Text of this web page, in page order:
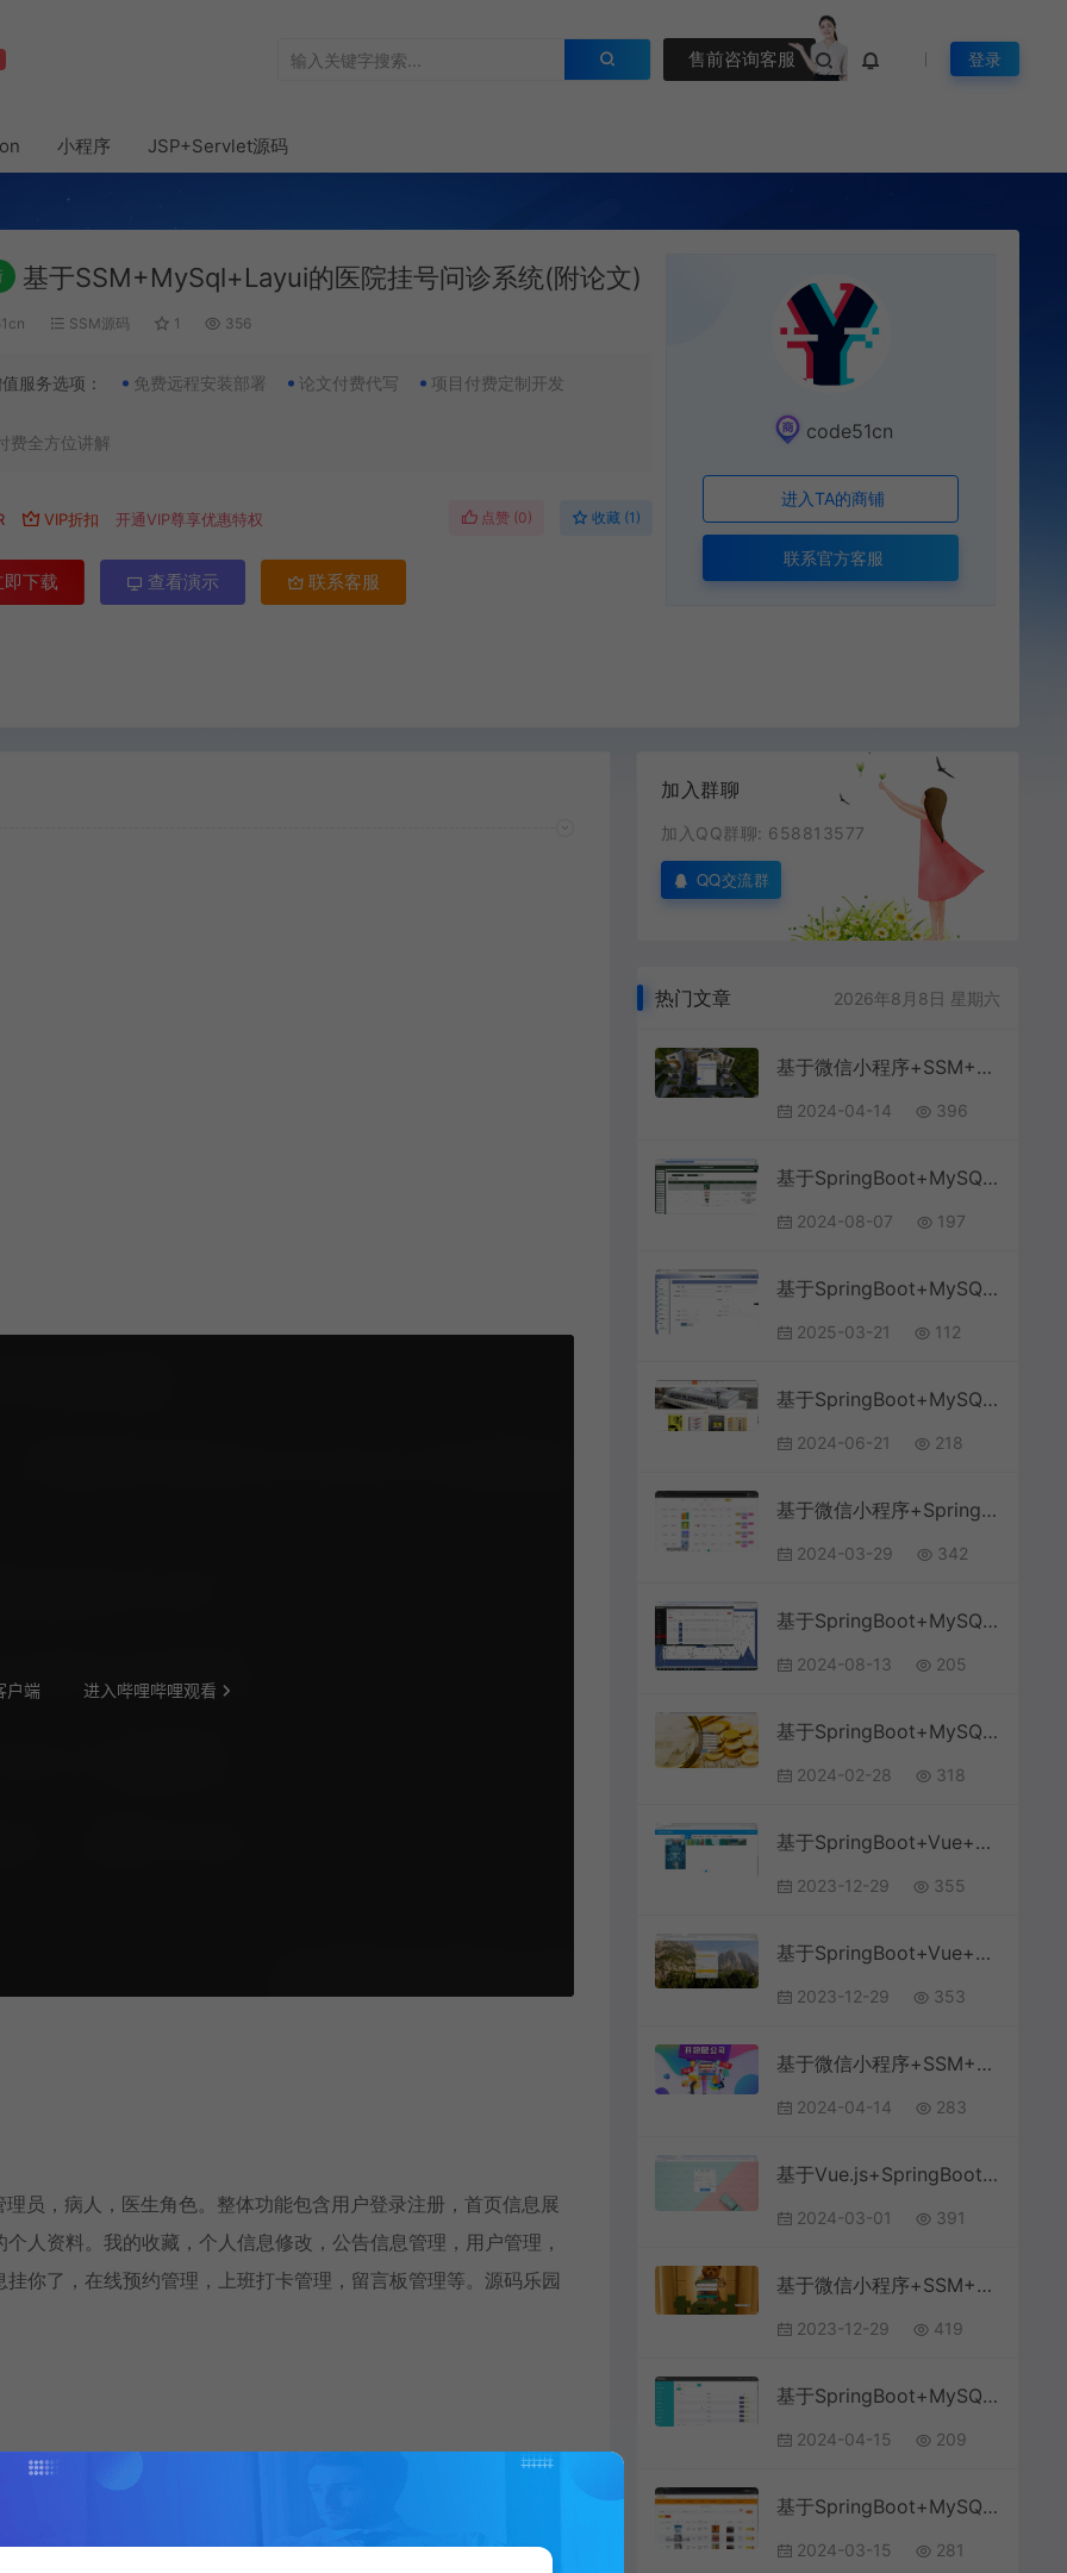
售前咨询客服 登录
小程序 JSP+Servlet源码
基于SSM+MySql+Layui的医院挂号问诊系统(附论文)
SSM源码 1 356
服务选项： 免费远程安装部署 论文付费代写 项目付费定制开发
费全方位讲解
VIP折扣 开通VIP尊享优惠特权 点赞 (0) 收藏 (1)
即下载 查看演示 联系客服
code51cn
进入TA的商铺
联系官方客服
员，病人，医生角色。整体功能包含用户登录注册，首页信息展
人资料。我的收藏，个人信息修改，公告信息管理，用户管理，
你了，在线预约管理，上班打卡管理，留言板管理等。源码乐园
加入群聊
加入QQ群聊: 658813577
QQ交流群
热门文章 2026年8月8日 星期六
基于微信小程序+SSM+MySQL的智能社区服务小程序(附论文)
2024-04-14 396
基于SpringBoot+MySQL+Vue.js的线上教育培训办公系统(附论文)
2024-08-07 197
基于SpringBoot+MySQL+Vue.js的工资管理系统(附论文)
2025-03-21 112
基于SpringBoot+MySQL+Vue.js的网上书城系统(附论文)
2024-06-21 218
基于微信小程序+SpringBoot+MySQL的在线选课小程序(附论文)
2024-03-29 342
基于SpringBoot+MySQL+Vue.js的智能社区管理系统(附论文)
2024-08-13 205
基于SpringBoot+MySQL+Vue的银行贷款系统(附论文)
2024-02-28 318
基于SpringBoot+Vue+MySQL前后端分离的信息技术知识竞赛系统(附论文)
2023-12-29 355
基于SpringBoot+Vue+MySQL前后端分离的周边旅游系统(附论文)
2023-12-29 353
基于微信小程序+SSM+MySQL的跑腿小程序(附论文)
2024-04-14 283
基于Vue.js+SpringBoot+MySQL的学生成绩教务系统(附文档),
2024-03-01 391
基于微信小程序+SSM+MySQL的电影购票小程序(附论文)
2023-12-29 419
基于SpringBoot+MySQL+Vue.js的居家养老系统(附论文)
2024-04-15 209
基于SpringBoot+MySQL+Vue.js的数字家庭网站(附论文)
2024-03-15 281